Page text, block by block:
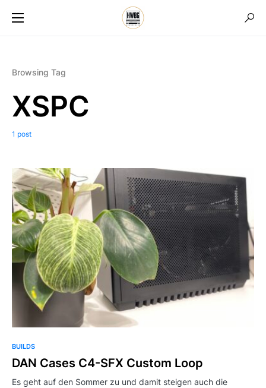
Browsing Tag
XSPC
1 post
BUILDS
DAN Cases C4-SFX Custom Loop
Es geht auf den Sommer zu und damit steigen auch die